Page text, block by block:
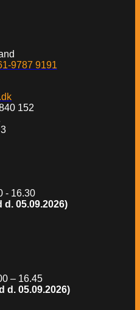
9787 9191
152
- 16.30
d. 05.09.2026)
– 16.45
d. 05.09.2026)